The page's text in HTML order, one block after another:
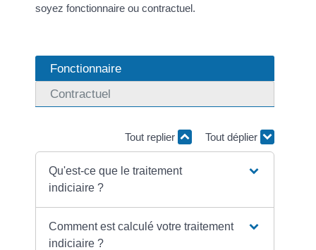
soyez fonctionnaire ou contractuel.
Fonctionnaire
Contractuel
Tout replier Tout déplier
Qu'est-ce que le traitement
indiciaire ?
Comment est calculé votre traitement
indiciaire ?